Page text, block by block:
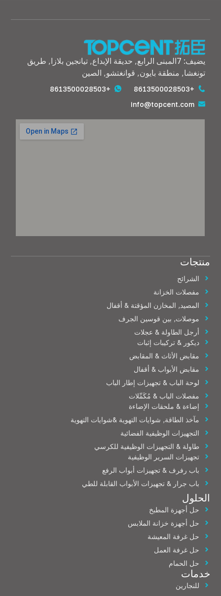
يضيف: 7المبنى الرابع, حديقة الإبداع, تيانجين بلازا, طريق
تونغشا, منطقة بايون, قوانغتشو, الصين
+8613500028503
+8613500028503
info@topcent.com
منتجات
الشرائح
مفصلات الخزانة
المصيد, المخازن المؤقتة & أقفال
موصلات, بين قوسين الجرف
أرجل الطاولة & عجلات
ديكور & تركيبات إثبات
مقابض الأثاث & المقابض
مقابض الأبواب & أقفال
لوحة الباب & تجهيزات إطار الباب
مفصلات الباب & مُكَمِّلات
إضاءة & ملحقات الإضاءة
مآخذ الطاقة, شوايات التهوية &شوايات التهوية
التجهيزات الوظيفية الفضائية
طاولة & التجهيزات الوظيفية للكرسي
تجهيزات السرير الوظيفية
باب رفرف & تجهيزات أبواب الرفع
باب جرار & تجهيزات الأبواب القابلة للطي
الحلول
حل أجهزة المطبخ
حل أجهزة خزانة الملابس
حل غرفة المعيشة
حل غرفة العمل
حل الحمام
خدمات
للنجارين